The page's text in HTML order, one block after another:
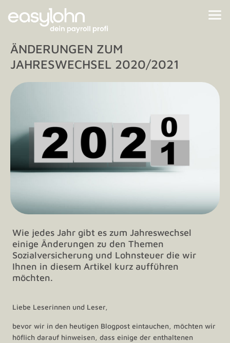
ÄNDERUNGEN ZUM
JAHRESWECHSEL 2020/2021
Wie jedes Jahr gibt es zum Jahreswechsel
einige Änderungen zu den Themen
Sozialversicherung und Lohnsteuer die wir
Ihnen in diesem Artikel kurz aufführen
möchten.
Liebe Leserinnen und Leser,
bevor wir in den heutigen Blogpost eintauchen, möchten wir
höflich darauf hinweisen, dass einige der enthaltenen